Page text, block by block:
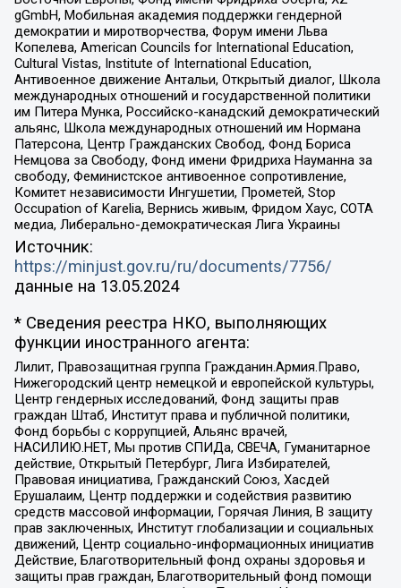
gGmbH, Мобильная академия поддержки гендерной
демократии и миротворчества, Форум имени Льва
Копелева, American Councils for International Education,
Cultural Vistas, Institute of International Education,
Антивоенное движение Антальи, Открытый диалог, Школа
международных отношений и государственной политики
им Питера Мунка, Российско-канадский демократический
альянс, Школа международных отношений им Нормана
Патерсона, Центр Гражданских Свобод, Фонд Бориса
Немцова за Свободу, Фонд имени Фридриха Науманна за
свободу, Феминистское антивоенное сопротивление,
Комитет независимости Ингушетии, Прометей, Stop
Occupation of Karelia, Вернись живым, Фридом Хаус, СОТА
медиа, Либерально-демократическая Лига Украины
Источник:
https://minjust.gov.ru/ru/documents/7756/
данные на 13.05.2024
* Сведения реестра НКО, выполняющих
функции иностранного агента:
Лилит, Правозащитная группа Гражданин.Армия.Право,
Нижегородский центр немецкой и европейской культуры,
Центр гендерных исследований, Фонд защиты прав
граждан Штаб, Институт права и публичной политики,
Фонд борьбы с коррупцией, Альянс врачей,
НАСИЛИЮ.НЕТ, Мы против СПИДа, СВЕЧА, Гуманитарное
действие, Открытый Петербург, Лига Избирателей,
Правовая инициатива, Гражданский Союз, Хасдей
Ерушалаим, Центр поддержки и содействия развитию
средств массовой информации, Горячая Линия, В защиту
прав заключенных, Институт глобализации и социальных
движений, Центр социально-информационных инициатив
Действие, Благотворительный фонд охраны здоровья и
защиты прав граждан, Благотворительный фонд помощи